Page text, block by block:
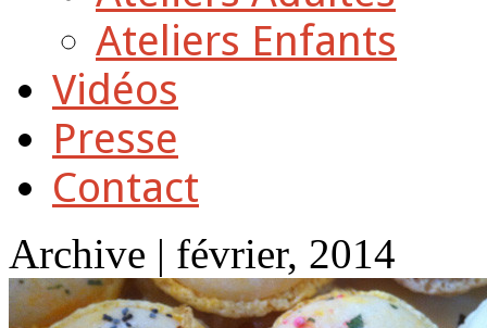
Ateliers Enfants
Vidéos
Presse
Contact
Archive | février, 2014